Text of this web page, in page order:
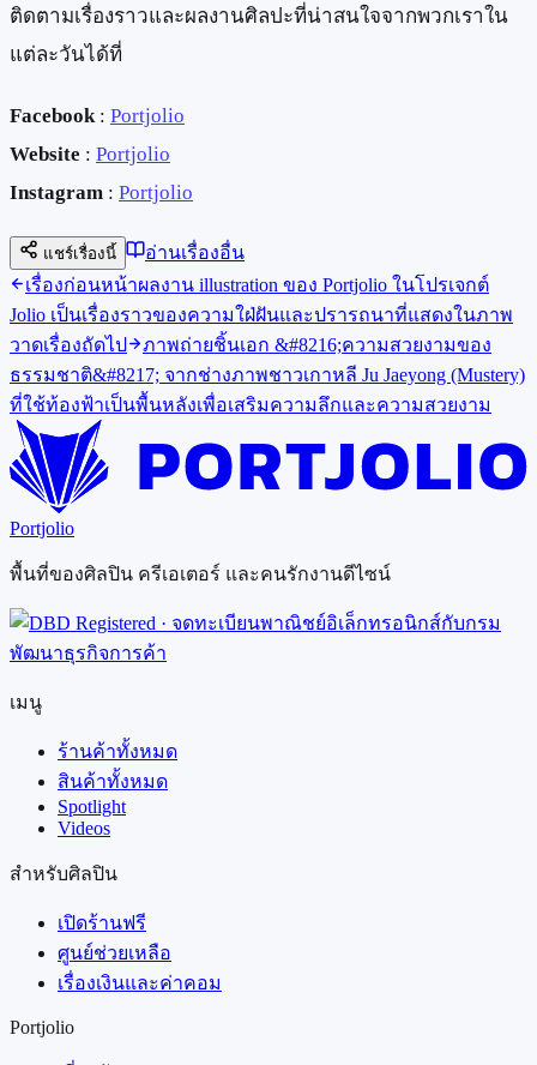
ติดตามเรื่องราวและผลงานศิลปะที่น่าสนใจจากพวกเราใน
แต่ละวันได้ที่
Facebook: Portjolio
Website : Portjolio
Instagram : Portjolio
แชร์เรื่องนี้
อ่านเรื่องอื่น
เรื่องก่อนหน้าผลงาน illustration ของ Portjolio ในโปรเจกต์
Jolio เป็นเรื่องราวของความใฝ่ฝันและปรารถนาที่แสดงในภาพ
วาดเรื่องถัดไป
ภาพถ่ายชิ้นเอก &#8216;ความสวยงามของ
ธรรมชาติ&#8217; จากช่างภาพชาวเกาหลี Ju Jaeyong (Mustery)
ที่ใช้ท้องฟ้าเป็นพื้นหลังเพื่อเสริมความลึกและความสวยงาม
Portjolio
พื้นที่ของศิลปิน ครีเอเตอร์ และคนรักงานดีไซน์
เมนู
ร้านค้าทั้งหมด
สินค้าทั้งหมด
Spotlight
Videos
สำหรับศิลปิน
เปิดร้านฟรี
ศูนย์ช่วยเหลือ
เรื่องเงินและค่าคอม
Portjolio